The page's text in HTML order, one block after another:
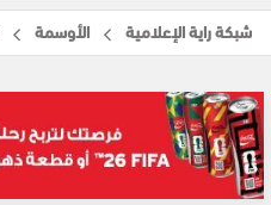
شبكة راية الإعلامية الأوسمة